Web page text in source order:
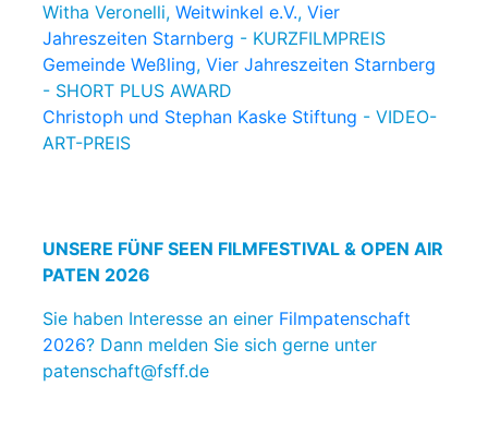
Witha Veronelli, Weitwinkel e.V., Vier
Jahreszeiten Starnberg - KURZFILMPREIS
Gemeinde Weßling, Vier Jahreszeiten Starnberg
- SHORT PLUS AWARD
Christoph und Stephan Kaske Stiftung - VIDEO-
ART-PREIS
UNSERE FÜNF SEEN FILMFESTIVAL & OPEN AIR
PATEN 2026
Sie haben Interesse an einer Filmpatenschaft
2026? Dann melden Sie sich gerne unter
patenschaft@fsff.de